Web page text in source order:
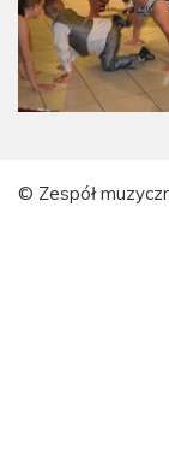
© Zespół